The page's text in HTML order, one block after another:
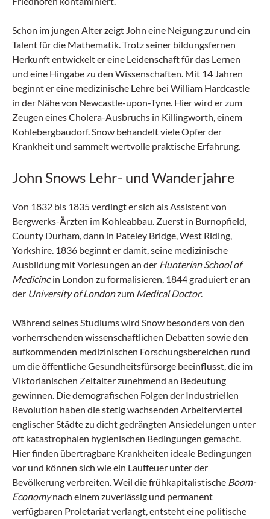
Schon im jungen Alter zeigt John eine Neigung zur und ein
Talent für die Mathematik. Trotz seiner bildungsfernen
Herkunft entwickelt er eine Leidenschaft für das Lernen
und eine Hingabe zu den Wissenschaften. Mit 14 Jahren
beginnt er eine medizinische Lehre bei William Hardcastle
in der Nähe von Newcastle-upon-Tyne. Hier wird er zum
Zeugen eines Cholera-Ausbruchs in Killingworth, einem
Kohlebergbaudorf. Snow behandelt viele Opfer der
Krankheit und sammelt wertvolle praktische Erfahrung.
John Snows Lehr- und Wanderjahre
Von 1832 bis 1835 verdingt er sich als Assistent von
Bergwerks-Ärzten im Kohleabbau. Zuerst in Burnopfield,
County Durham, dann in Pateley Bridge, West Riding,
Yorkshire. 1836 beginnt er damit, seine medizinische
Ausbildung mit Vorlesungen an der Hunterian School of
Medicinein London zu formalisieren, 1844 graduiert er an
der University of Londonzum Medical Doctor.
Während seines Studiums wird Snow besonders von den
vorherrschenden wissenschaftlichen Debatten sowie den
aufkommenden medizinischen Forschungsbereichen rund
um die öffentliche Gesundheitsfürsorge beeinflusst, die im
Viktorianischen Zeitalter zunehmend an Bedeutung
gewinnen. Die demografischen Folgen der Industriellen
Revolution haben die stetig wachsenden Arbeiterviertel
englischer Städte zu dicht gedrängten Ansiedelungen unter
oft katastrophalen hygienischen Bedingungen gemacht.
Hier finden übertragbare Krankheiten ideale Bedingungen
vor und können sich wie ein Lauffeuer unter der
Bevölkerung verbreiten. Weil die frühkapitalistische Boom-
Economynach einem zuverlässig und permanent
verfügbaren Proletariat verlangt, entsteht eine politische